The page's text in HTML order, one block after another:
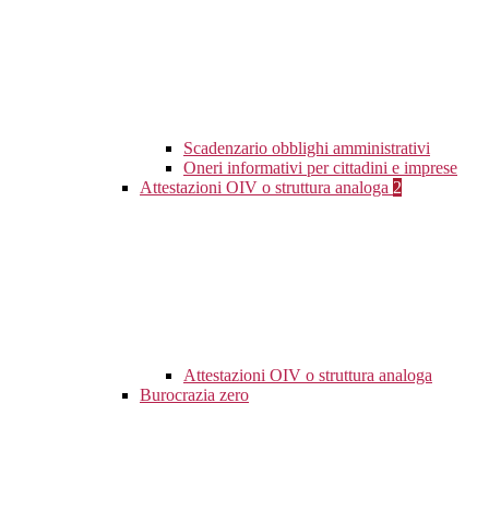
Scadenzario obblighi amministrativi
Oneri informativi per cittadini e imprese
Attestazioni OIV o struttura analoga 2
Attestazioni OIV o struttura analoga
Burocrazia zero